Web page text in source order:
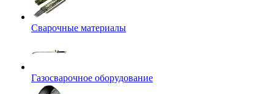
Сварочные материалы
Газосварочное оборудование